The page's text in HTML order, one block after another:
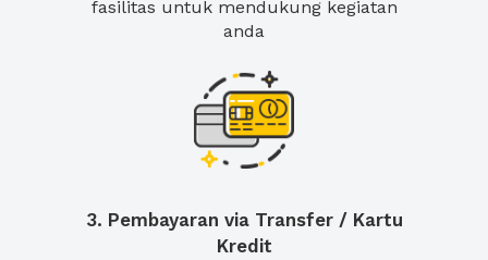
fasilitas untuk mendukung kegiatan
anda
3. Pembayaran via Transfer / Kartu
Kredit